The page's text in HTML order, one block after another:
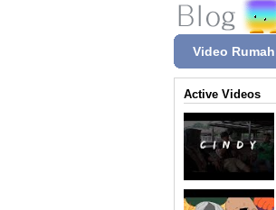
Video Rumah
Active Videos